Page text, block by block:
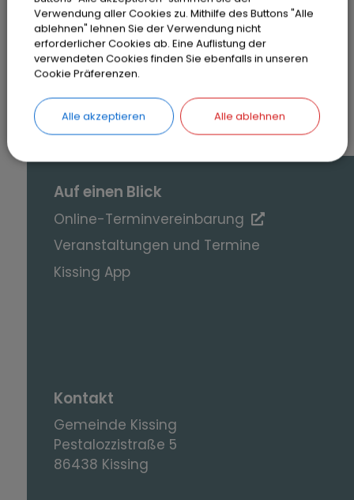
SEITE DRUCKEN
Auf einen Blick
Online-Terminvereinbarung
Veranstaltungen und Termine
Kissing App
Kontakt
Gemeinde Kissing
Pestalozzistraße 5
86438 Kissing
Verwendung aller Cookies zu. Mithilfe des Buttons "Alle
ablehnen" lehnen Sie der Verwendung nicht
erforderlicher Cookies ab. Eine Auflistung der
verwendeten Cookies finden Sie ebenfalls in unseren
Cookie Präferenzen.
Alle akzeptieren Alle ablehnen